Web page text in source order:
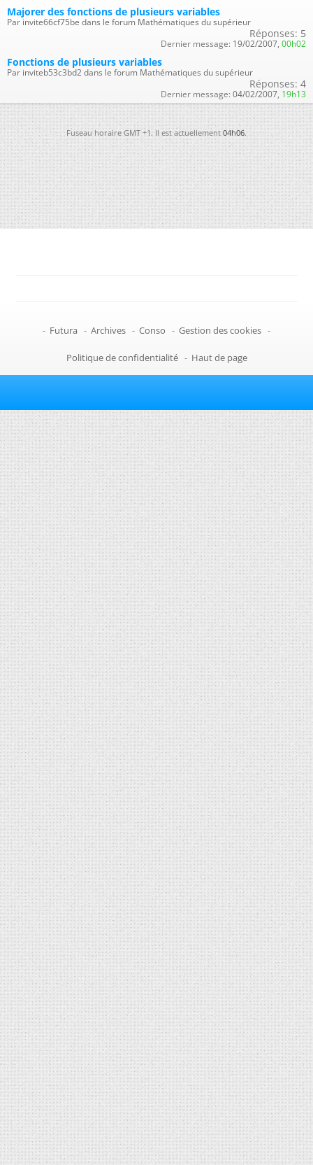
Majorer des fonctions de plusieurs variables
Par invite66cf75be dans le forum Mathématiques du supérieur
Réponses: 5
Dernier message: 19/02/2007, 00h02
Fonctions de plusieurs variables
Par inviteb53c3bd2 dans le forum Mathématiques du supérieur
Réponses: 4
Dernier message: 04/02/2007, 19h13
Fuseau horaire GMT +1. Il est actuellement04h06.
- Futura - Archives - Conso - Gestion des cookies -
Politique de confidentialité - Haut de page